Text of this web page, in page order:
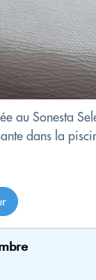
au Sonesta
dans la